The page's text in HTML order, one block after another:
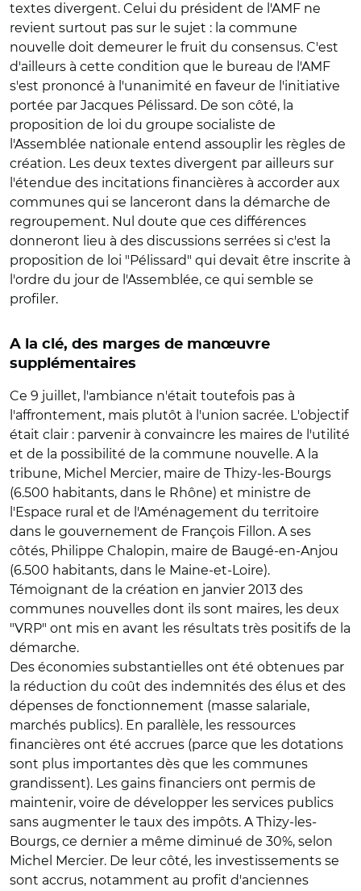
textes divergent. Celui du président de l'AMF ne
revient surtout pas sur le sujet : la commune
nouvelle doit demeurer le fruit du consensus. C'est
d'ailleurs à cette condition que le bureau de l'AMF
s'est prononcé à l'unanimité en faveur de l'initiative
portée par Jacques Pélissard. De son côté, la
proposition de loi du groupe socialiste de
l'Assemblée nationale entend assouplir les règles de
création. Les deux textes divergent par ailleurs sur
l'étendue des incitations financières à accorder aux
communes qui se lanceront dans la démarche de
regroupement. Nul doute que ces différences
donneront lieu à des discussions serrées si c'est la
proposition de loi "Pélissard" qui devait être inscrite à
l'ordre du jour de l'Assemblée, ce qui semble se
profiler.
A la clé, des marges de manœuvre
supplémentaires
Ce 9 juillet, l'ambiance n'était toutefois pas à
l'affrontement, mais plutôt à l'union sacrée. L'objectif
était clair : parvenir à convaincre les maires de l'utilité
et de la possibilité de la commune nouvelle. A la
tribune, Michel Mercier, maire de Thizy-les-Bourgs
(6.500 habitants, dans le Rhône) et ministre de
l'Espace rural et de l'Aménagement du territoire
dans le gouvernement de François Fillon. A ses
côtés, Philippe Chalopin, maire de Baugé-en-Anjou
(6.500 habitants, dans le Maine-et-Loire).
Témoignant de la création en janvier 2013 des
communes nouvelles dont ils sont maires, les deux
"VRP" ont mis en avant les résultats très positifs de la
démarche.
Des économies substantielles ont été obtenues par
la réduction du coût des indemnités des élus et des
dépenses de fonctionnement (masse salariale,
marchés publics). En parallèle, les ressources
financières ont été accrues (parce que les dotations
sont plus importantes dès que les communes
grandissent). Les gains financiers ont permis de
maintenir, voire de développer les services publics
sans augmenter le taux des impôts. A Thizy-les-
Bourgs, ce dernier a même diminué de 30%, selon
Michel Mercier. De leur côté, les investissements se
sont accrus, notamment au profit d'anciennes